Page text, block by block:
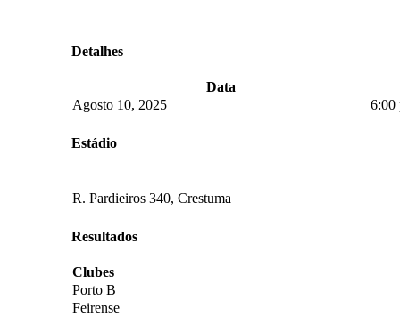
Detalhes
Data
Agosto 10, 2025
6:00
Estádio
R. Pardieiros 340, Crestuma
Resultados
Clubes
Porto B
Feirense